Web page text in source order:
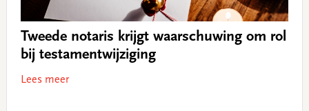
Tweede notaris krijgt waarschuwing om rol
bij testamentwijziging
Lees meer